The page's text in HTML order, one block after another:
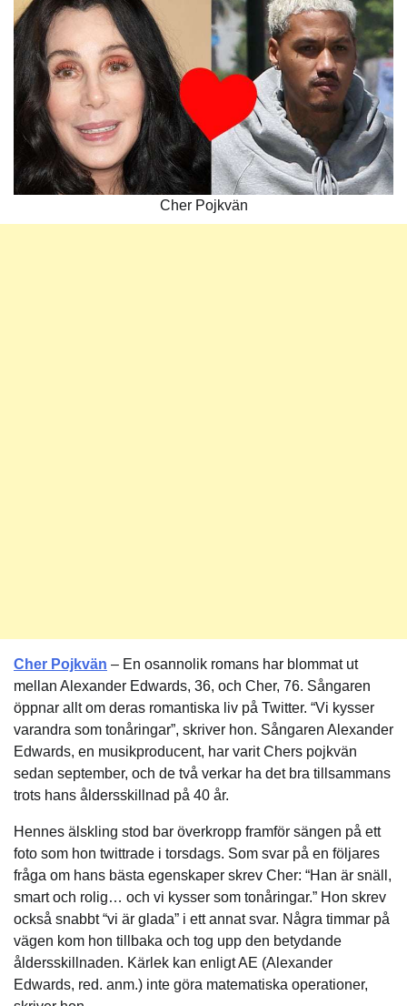
Cher Pojkvän
Cher Pojkvän – En osannolik romans har blommat ut
mellan Alexander Edwards, 36, och Cher, 76. Sångaren
öppnar allt om deras romantiska liv på Twitter. “Vi kysser
varandra som tonåringar”, skriver hon. Sångaren Alexander
Edwards, en musikproducent, har varit Chers pojkvän
sedan september, och de två verkar ha det bra tillsammans
trots hans åldersskillnad på 40 år.
Hennes älskling stod bar överkropp framför sängen på ett
foto som hon twittrade i torsdags. Som svar på en följares
fråga om hans bästa egenskaper skrev Cher: “Han är snäll,
smart och rolig… och vi kysser som tonåringar.” Hon skrev
också snabbt “vi är glada” i ett annat svar. Några timmar på
vägen kom hon tillbaka och tog upp den betydande
åldersskillnaden. Kärlek kan enligt AE (Alexander
Edwards, red. anm.) inte göra matematiska operationer,